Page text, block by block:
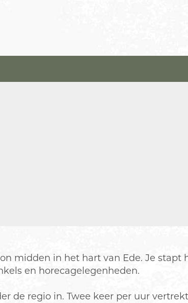
midden in het hart van Ede. Je
en horecagelegenheden.
de regio in. Twee keer per uur